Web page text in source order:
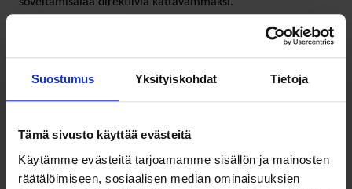
Suostumus Yksityiskohdat Tietoja
Tämä sivusto käyttää evästeitä
Käytämme evästeitä tarjoamamme sisällön ja mainosten
räätälöimiseen, sosiaalisen median ominaisuuksien
perusteella poiketa vain rajoitetun ajan joltakin tietyltä
palvelun osalta ennakkoon tehdyn arvion perusteella.